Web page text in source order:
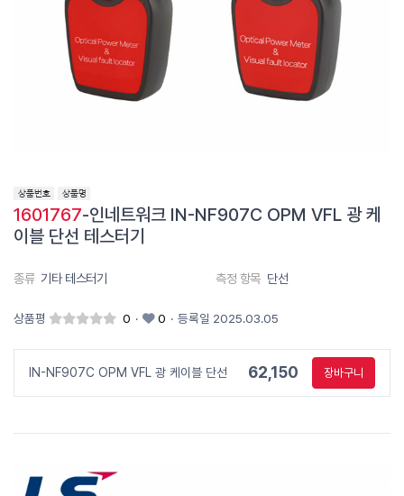
1601767-인네트워크 IN-NF907C OPM VFL 광 케
이블 단선 테스터기
종류 기타 테스터기 측정 항목 단선
상품평 0 · 0 · 등록일 2025.03.05
IN-NF907C OPM VFL 광 케이블 단선 62,150 장바구니